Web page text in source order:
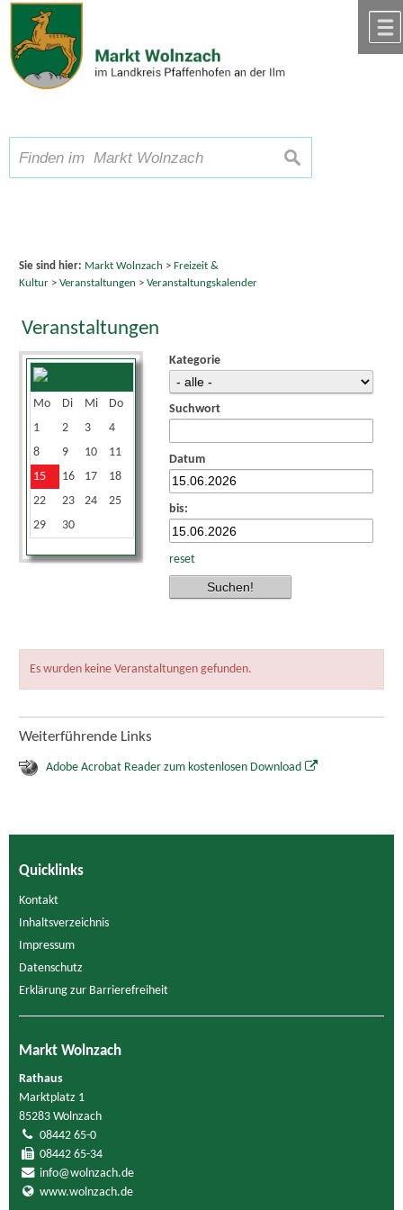
Zum Inhalt,zur Navigation
Schriftgröße A A A suchen
Sie sind hier: Markt Wolnzach > Freizeit &
Kultur> Veranstaltungen > Veranstaltungskalender
Veranstaltungen
Mo
Di Mi Do
So
1
2 3 4
8
9 10 11 13
14
15
16 17 18
21
22
23 24 25 27
29
30
Kategorie
Suchwort
Datum
bis:
reset
Es wurden keine Veranstaltungen gefunden.
Weiterführende Links
Adobe Acrobat Reader zum kostenlosen Download
Quicklinks
Kontakt
Inhaltsverzeichnis
Impressum
Datenschutz
Erklärung zur Barrierefreiheit
Markt Wolnzach
Rathaus
Marktplatz 1
85283 Wolnzach
08442 65-0
08442 65-34
info@wolnzach.de
www.wolnzach.de